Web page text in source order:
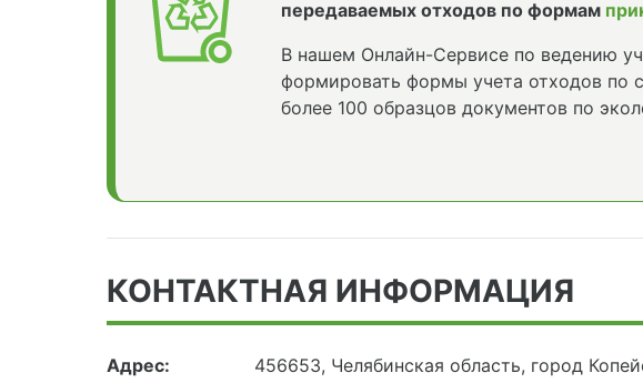
передаваемых отходов по формам
В нашем Онлайн-Сервисе по ведению
формировать формы учета отходов по
более 100 образцов документов по
КОНТАКТНАЯ ИНФОРМАЦИЯ
Адрес: 456653, Челябинская область, город